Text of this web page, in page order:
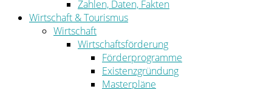
Zahlen, Daten, Fakten
Wirtschaft & Tourismus
Wirtschaft
Wirtschaftsförderung
Förderprogramme
Existenzgründung
Masterpläne